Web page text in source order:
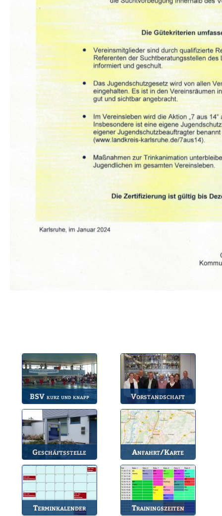
BSV kurz und knapp
Die wichtigsten Infos
zum BSV.
Vorstandschaft
Unsere amtierende
Vorstandschaft.
Geschäftsstelle
Anlaufstelle für alle
Anfahrt/Karte
So können Sie uns
erreichen.
Terminkalender Trainingszeiten